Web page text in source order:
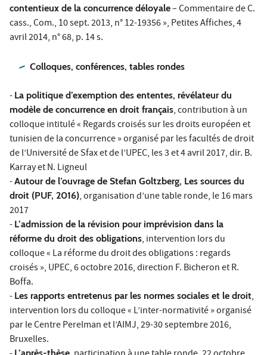
contentieux de la concurrence déloyale– Commentaire de C.
cass., Com., 10 sept. 2013, n° 12-19356 », Petites Affiches, 4
avril 2014, n° 68, p. 14 s.
Colloques, conférences, tables rondes
- La politique d’exemption des ententes, révélateur du
modèle de concurrence en droit français, contribution à un
colloque intitulé « Regards croisés sur les droits européen et
tunisien de la concurrence » organisé par les facultés de droit
de l’Université de Sfax et de l’UPEC, les 3 et 4 avril 2017, dir. B.
Karray et N. Ligneul
-Autour de l’ouvrage de Stefan Goltzberg, Les sources du
droit (PUF, 2016), organisation d’une table ronde, le 16 mars
2017
- L’admission de la révision pour imprévision dans la
réforme du droit des obligations, intervention lors du
colloque « La réforme du droit des obligations : regards
croisés », UPEC, 6 octobre 2016, direction F. Bicheron et R.
Boffa.
- Les rapports entretenus par les normes sociales et le droit,
intervention lors du colloque « L’inter-normativité » organisé
par le Centre Perelman et l’AIMJ, 29-30 septembre 2016,
Bruxelles.